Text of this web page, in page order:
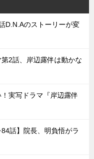
D.N.Aのストーリーが変
2話、岸辺露伴は動かな
実写ドラマ『岸辺露伴
話】院長、明負悟がラ